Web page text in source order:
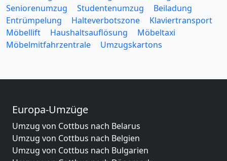
Seniorenumzug
Studentenumzug
Beiladung
Entrümpelung
Halteverbotszone
Klaviertransport
Möbellift
Haushaltsauflösung
Möbeltaxi
Möbelmitfahrzentrale
Umzugskartons
Europa-Umzüge
Umzug von Cottbus nach Belarus
Umzug von Cottbus nach Belgien
Umzug von Cottbus nach Bulgarien